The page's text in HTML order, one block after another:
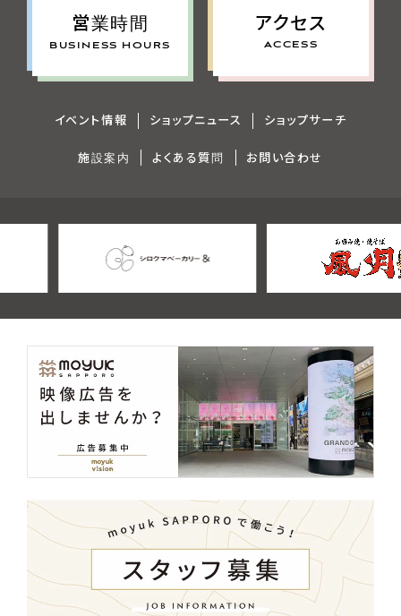
営業時間
BUSINESS HOURS
アクセス
ACCESS
イベント情報 ショップニュース ショップサーチ
施設案内 よくある質問 お問い合わせ